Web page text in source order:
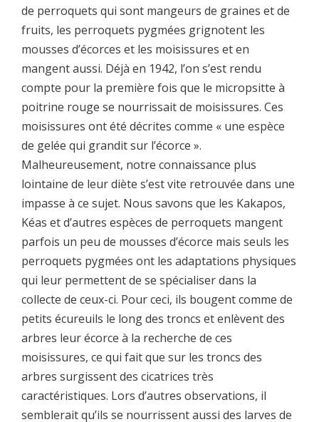
de perroquets qui sont mangeurs de graines et de
fruits, les perroquets pygmées grignotent les
mousses d’écorces et les moisissures et en
mangent aussi. Déjà en 1942, l’on s’est rendu
compte pour la première fois que le micropsitte à
poitrine rouge se nourrissait de moisissures. Ces
moisissures ont été décrites comme « une espèce
de gelée qui grandit sur l’écorce ».
Malheureusement, notre connaissance plus
lointaine de leur diète s’est vite retrouvée dans une
impasse à ce sujet. Nous savons que les Kakapos,
Kéas et d’autres espèces de perroquets mangent
parfois un peu de mousses d’écorce mais seuls les
perroquets pygmées ont les adaptations physiques
qui leur permettent de se spécialiser dans la
collecte de ceux-ci. Pour ceci, ils bougent comme de
petits écureuils le long des troncs et enlèvent des
arbres leur écorce à la recherche de ces
moisissures, ce qui fait que sur les troncs des
arbres surgissent des cicatrices très
caractéristiques. Lors d’autres observations, il
semblerait qu’ils se nourrissent aussi des larves de